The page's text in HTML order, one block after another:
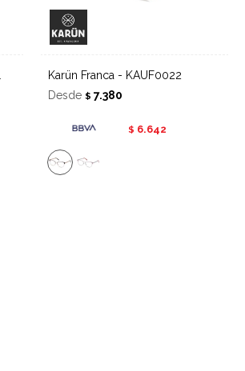
Karün Franca - KAUF0022
Desde$ 7.380
$ 6.642